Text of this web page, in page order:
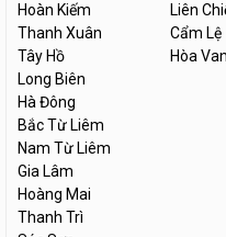
Hoàn Kiếm
Thanh Xuân
Tây Hồ
Long Biên
Hà Đông
Bắc Từ Liêm
Nam Từ Liêm
Gia Lâm
Hoàng Mai
Thanh Trì
Liên
Cẩm Lệ
Hòa